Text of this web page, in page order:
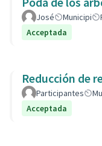
José Municipi
Acceptada
Reducción de
Participantes
Acceptada